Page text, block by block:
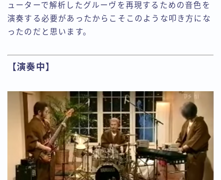
ューターで解析したグルーヴを再現するための音色を
演奏する必要があったからこそこのような叩き方にな
ったのだと思います。
【演奏中】